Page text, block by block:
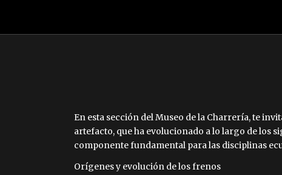
En esta sección del Museo de la Charrería, te
artefacto, que ha evolucionado a lo largo de los
componente fundamental para las disciplinas
Orígenes y evolución de los frenos